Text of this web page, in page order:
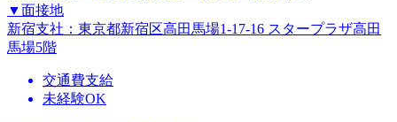
▼面接地
新宿支社：東京都新宿区高田馬場1-17-16 スタープラザ高田
馬場5階
交通費支給
未経験OK